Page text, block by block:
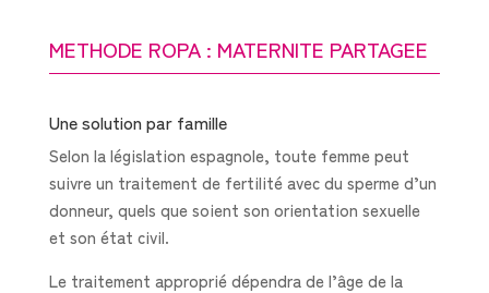
METHODE ROPA : MATERNITE PARTAGEE
Une solution par famille
Selon la législation espagnole, toute femme peut
suivre un traitement de fertilité avec du sperme d’un
donneur, quels que soient son orientation sexuelle
et son état civil.
Le traitement approprié dépendra de l’âge de la